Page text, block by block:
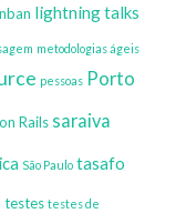
lightning talks
metodologias ágeis
pessoas Porto
Rails saraiva
São Paulo tasafo
testes testes de